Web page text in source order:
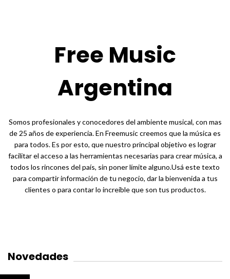
Free Music
Argentina
Somos profesionales y conocedores del ambiente musical, con mas
de 25 años de experiencia. En Freemusic creemos que la música es
para todos. Es por esto, que nuestro principal objetivo es lograr
facilitar el acceso a las herramientas necesarias para crear música, a
todos los rincones del país, sin poner límite alguno.Usá este texto
para compartir información de tu negocio, dar la bienvenida a tus
clientes o para contar lo increíble que son tus productos.
Novedades